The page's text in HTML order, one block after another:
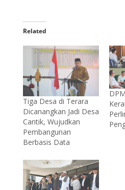
Related
Tiga Desa di Terara
Dicanangkan Jadi Desa
Cantik, Wujudkan
Pembangunan
Berbasis Data